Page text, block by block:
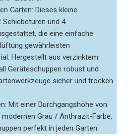
Garten: Dieses kleine
und 4
die eine einfache
gewährleisten
Hergestellt aus verzinktem
Geräteschuppen robust und
sicher und trocken
Mit einer Durchgangshöhe von
modernen Grau / Anthrazit-Farbe,
perfekt in jeden Garten